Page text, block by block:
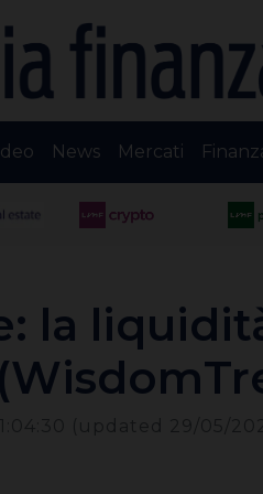
News Mercati
la